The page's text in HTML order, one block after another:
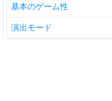
基本のゲーム性
演出モード